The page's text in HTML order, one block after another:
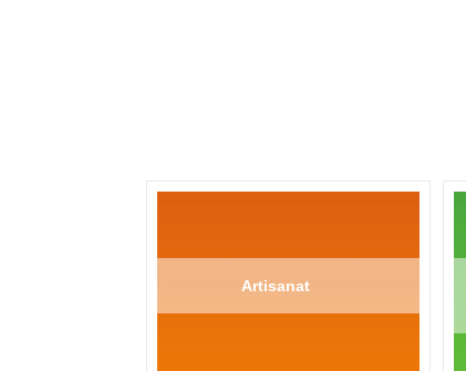
Artisanat